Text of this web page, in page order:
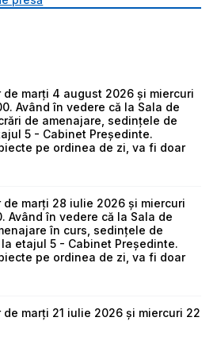
marți 4 august 2026 și miercuri
Având în vedere că la Sala de
de amenajare, sedințele de
5 - Cabinet Președinte.
pe ordinea de zi, va fi doar
marți 28 iulie 2026 și miercuri
Având în vedere că la Sala de
în curs, sedințele de
etajul 5 - Cabinet Președinte.
pe ordinea de zi, va fi doar
marți 21 iulie 2026 și miercuri 22